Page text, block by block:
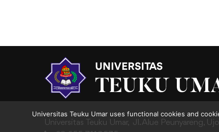
Universitas Teuku Umar, Jl. Alue Peunyareng,
Universitas Teuku Umar uses functional cookies and